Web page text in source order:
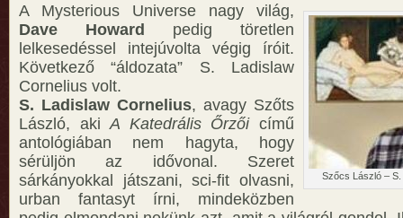
Szőcs László –
A Mysterious Universe nagy világ,
Dave Howard pedig töretlen
lelkesedéssel intejúvolta végig íróit.
Következő “áldozata” S. Ladislaw
Cornelius volt.
S. Ladislaw Cornelius, avagy Szőts
László, akiA Katedrális Őrzőicímű
antológiában nem hagyta, hogy
sérüljön az idővonal. Szeret
sárkányokkal játszani, sci-fit olvasni,
urban fantasyt írni, mindeközben